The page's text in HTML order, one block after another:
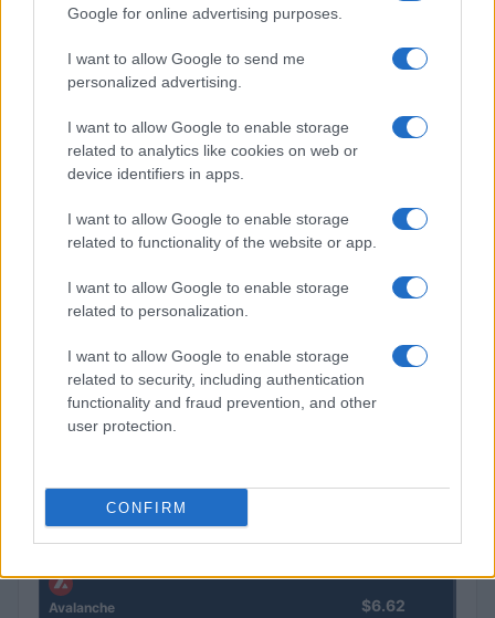
Google for online advertising purposes.
I want to allow Google to send me
personalized advertising.
I want to allow Google to enable storage
related to analytics like cookies on web or
device identifiers in apps.
I want to allow Google to enable storage
related to functionality of the website or app.
I want to allow Google to enable storage
related to personalization.
I want to allow Google to enable storage
related to security, including authentication
functionality and fraud prevention, and other
user protection.
CONFIRM
Nombre
Bitcoin
Ethereum
(BNB)
$592.30
XRP $1.04
Solana
(ADA)
Avalanche $6.62